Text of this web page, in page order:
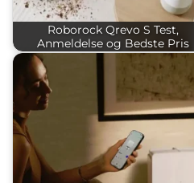
Roborock Qrevo S Test,
Anmeldelse og Bedste Pris